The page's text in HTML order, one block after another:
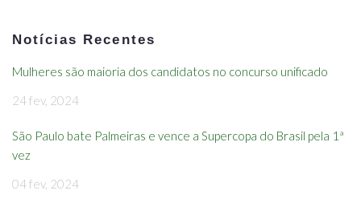
Notícias Recentes
Mulheres são maioria dos candidatos no concurso unificado
24 fev, 2024
São Paulo bate Palmeiras e vence a Supercopa do Brasil pela 1ª
vez
04 fev, 2024